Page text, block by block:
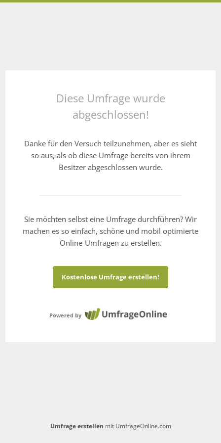
Diese Umfrage wurde
abgeschlossen!
Danke für den Versuch teilzunehmen, aber es sieht
so aus, als ob diese Umfrage bereits von ihrem
Besitzer abgeschlossen wurde.
Sie möchten selbst eine Umfrage durchführen? Wir
machen es so einfach, schöne und mobil optimierte
Online-Umfragen zu erstellen.
Kostenlose Umfrage erstellen!
Powered by
Umfrage erstellen mit UmfrageOnline.com